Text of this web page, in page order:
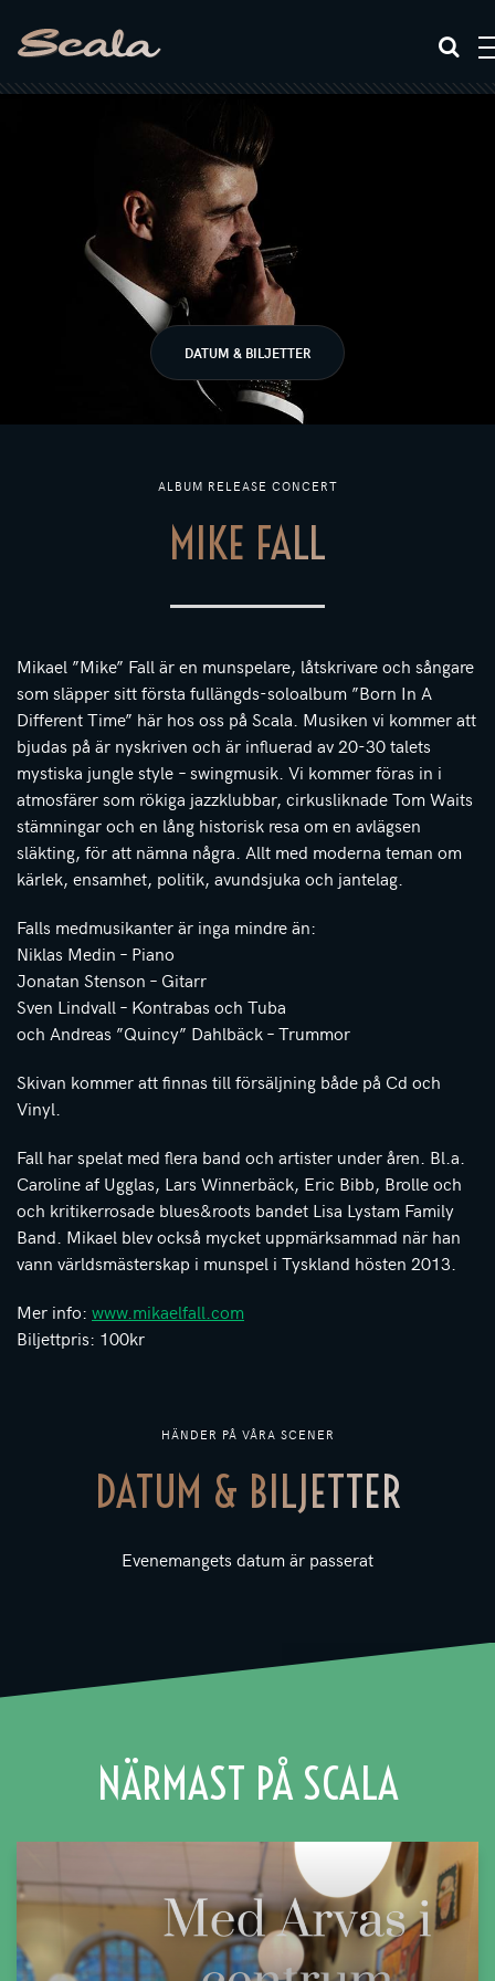
DATUM & BILJETTER
HÄNDER PÅ VÅRA SCENER
DATUM & BILJETTER
Evenemangets datum är passerat
ALBUM RELEASE CONCERT
MIKE FALL
Mikael ”Mike” Fall är en munspelare, låtskrivare och sångare
som släpper sitt första fullängds-soloalbum ”Born In A
Different Time” här hos oss på Scala. Musiken vi kommer att
bjudas på är nyskriven och är influerad av 20-30 talets
mystiska jungle style – swingmusik. Vi kommer föras in i
atmosfärer som rökiga jazzklubbar, cirkusliknade Tom Waits
stämningar och en lång historisk resa om en avlägsen
släkting, för att nämna några. Allt med moderna teman om
kärlek, ensamhet, politik, avundsjuka och jantelag.
Falls medmusikanter är inga mindre än:
Niklas Medin – Piano
Jonatan Stenson – Gitarr
Sven Lindvall – Kontrabas och Tuba
och Andreas ”Quincy” Dahlbäck – Trummor
Skivan kommer att finnas till försäljning både på Cd och
Vinyl.
Fall har spelat med flera band och artister under åren. Bl.a.
Caroline af Ugglas, Lars Winnerbäck, Eric Bibb, Brolle och
och kritikerrosade blues&roots bandet Lisa Lystam Family
Band. Mikael blev också mycket uppmärksammad när han
vann världsmästerskap i munspel i Tyskland hösten 2013.
Mer info: www.mikaelfall.com
Biljettpris: 100kr
NÄRMAST PÅ SCALA